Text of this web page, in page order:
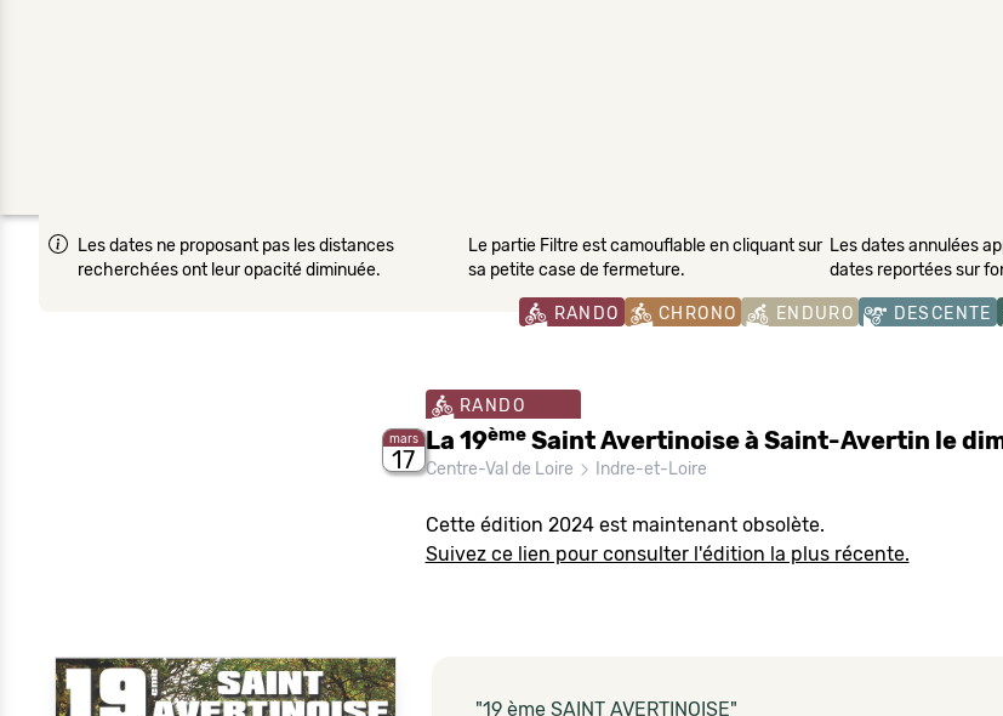
Les dates ne proposant pas les distances
recherchées ont leur opacité diminuée.
Le partie Filtre est camouflable en cliquant sur
sa petite case de fermeture.
Les dates annulées
dates reportées sur
RANDO CHRONO ENDURO DESCENTE
mars
17
RANDO
La 19èmeSaint Avertinoise à Saint-Avertin le
Centre-Val de Loire Indre-et-Loire
Cette édition 2024 est maintenant obsolète.
Suivez ce lien pour consulter l'édition la plus récente.
"19 ème SAINT AVERTINOISE"